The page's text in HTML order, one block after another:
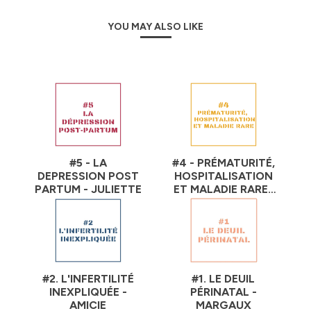
être plus fortes ensemble.
YOU MAY ALSO LIKE
#5 - LA
DEPRESSION POST
PARTUM - JULIETTE
#4 - PRÉMATURITÉ,
HOSPITALISATION
ET MALADIE RARE-
SEYNI & VICTORIEN
#2. L'INFERTILITÉ
INEXPLIQUÉE -
AMICIE
#1. LE DEUIL
PÉRINATAL -
MARGAUX